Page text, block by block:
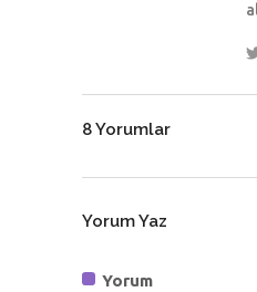
8 Yorumlar
Yorum Yaz
Yorum